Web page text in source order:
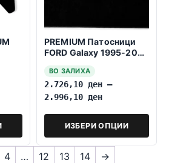
PREMIUM Патосници
FORD Galaxy 1995-2006
stiskanje
ВО ЗАЛИХА
2.726,10 ден –
2.996,10 ден
ИЗБЕРИ ОПЦИИ
4 … 12 13 14 →